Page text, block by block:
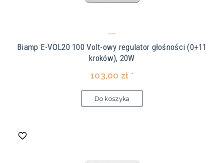
Biamp E-VOL20 100 Volt-owy regulator głośności (0+11
kroków), 20W
103,00 zł *
Do koszyka